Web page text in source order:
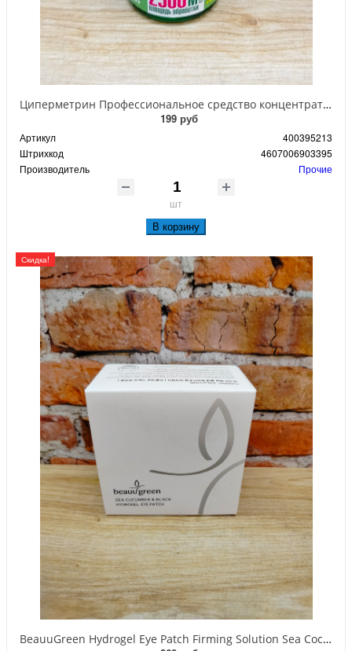
Циперметрин Профессиональное средство концентрат эмульсии 25% для уничтожения тараканов, мух,комаров, блох, клопов, муравьев, ос 50 мл
199 руб
Артикул
400395213
Штрихкод
4607006903395
Производитель
Прочие
шт
В корзину
Скидка!
BeauuGreen Hydrogel Eye Patch Firming Solution Sea Cocumber & Black Гидрогелевые патчи для кожи вокруг глаз с экстрактом черного морского огурца 60 шт 90 гр